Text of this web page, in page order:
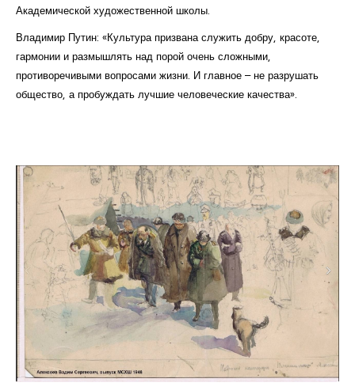
Академической художественной школы.
Владимир Путин: «Культура призвана служить добру, красоте,
гармонии и размышлять над порой очень сложными,
противоречивыми вопросами жизни. И главное – не разрушать
общество, а пробуждать лучшие человеческие качества».